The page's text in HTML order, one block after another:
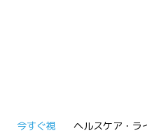
今すぐ視
ヘルスケア・ラ